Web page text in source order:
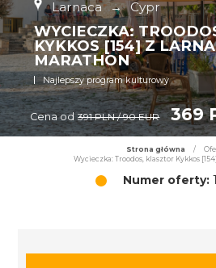
Larnaca → Cypr
WYCIECZKA:
KYKKOS [154] Z
MARATHON
Najlepszy program kulturowy
Cena od 391 PLN / 90 EUR 369
Strona główna /
Wycieczka: Troodos, klasztor Kykkos
Numer oferty: